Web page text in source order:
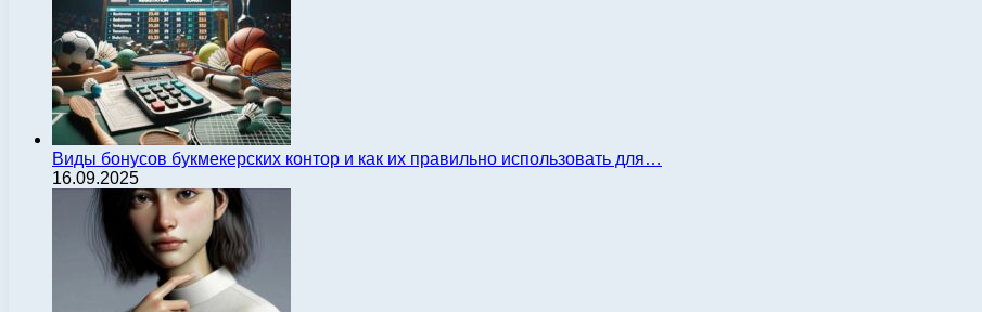
Виды бонусов букмекерских контор и как их правильно использовать для…
16.09.2025